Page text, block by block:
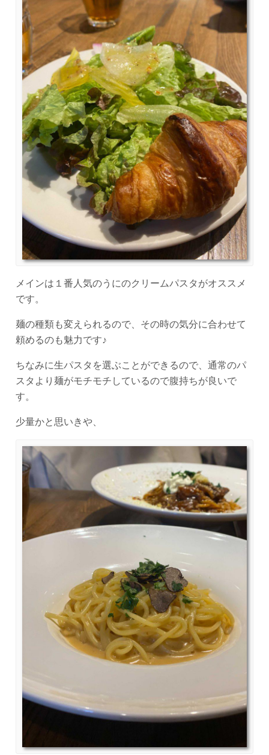
メインは１番人気のうにのクリームパスタがオススメ
です。
麺の種類も変えられるので、その時の気分に合わせて
頼めるのも魅力です♪
ちなみに生パスタを選ぶことができるので、通常のパ
スタより麺がモチモチしているので腹持ちが良いで
す。
少量かと思いきや、